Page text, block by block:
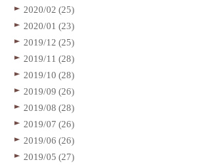
2020/02 (25)
2020/01 (23)
2019/12 (25)
2019/11 (28)
2019/10 (28)
2019/09 (26)
2019/08 (28)
2019/07 (26)
2019/06 (26)
2019/05 (27)